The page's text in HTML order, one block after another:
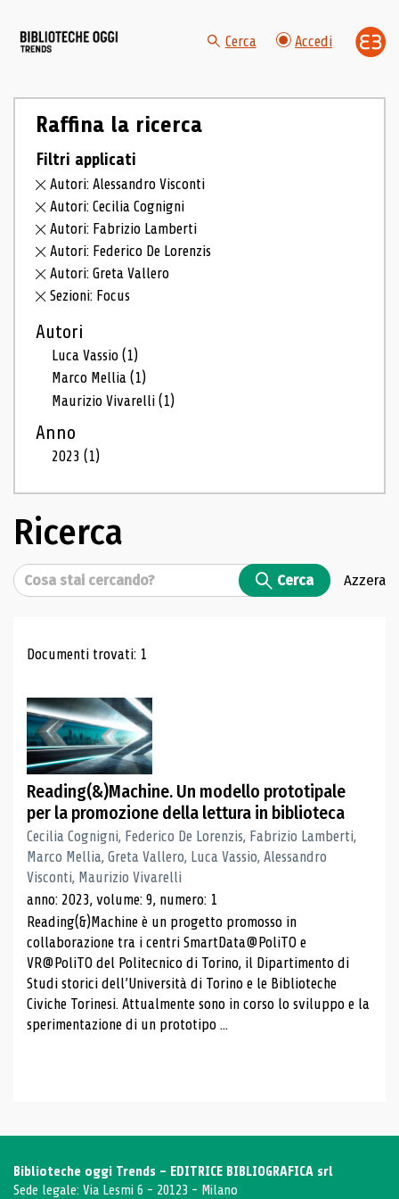
Cerca Accedi
Raffina la ricerca
Filtri applicati
Autori: Alessandro Visconti
Autori: Cecilia Cognigni
Autori: Fabrizio Lamberti
Autori: Federico De Lorenzis
Autori: Greta Vallero
Sezioni: Focus
Autori
Luca Vassio(1)
Marco Mellia(1)
Maurizio Vivarelli(1)
Anno
2023(1)
Ricerca
Cerca Cerca Azzera
Risultati di ricerca
Documenti trovati: 1
Reading(&)Machine. Un modello prototipale
per la promozione della lettura in biblioteca
Cecilia Cognigni, Federico De Lorenzis, Fabrizio Lamberti,
Marco Mellia, Greta Vallero, Luca Vassio, Alessandro
Visconti, Maurizio Vivarelli
anno: 2023, volume: 9, numero: 1
Reading(&)Machine è un progetto promosso in
collaborazione tra i centri SmartData@PoliTO e
VR@PoliTO del Politecnico di Torino, il Dipartimento di
Studi storici dell’Università di Torino e le Biblioteche
Civiche Torinesi. Attualmente sono in corso lo sviluppo e la
sperimentazione di un prototipo ...
Biblioteche oggi Trends - EDITRICE BIBLIOGRAFICA srl
Sede legale: Via Lesmi 6 - 20123 - Milano